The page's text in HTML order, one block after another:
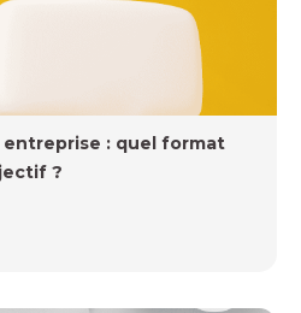
: quel format
?